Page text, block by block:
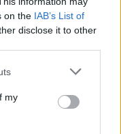
on the IAB’s List of
disclose it to other
one or more Google
You may click to
third-party tags to
in below Google
my
szabályzat